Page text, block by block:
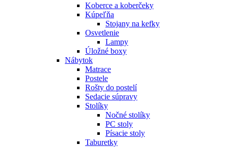
Koberce a koberčeky
Kúpeľňa
Stojany na kefky
Osvetlenie
Lampy
Úložné boxy
Nábytok
Matrace
Postele
Rošty do postelí
Sedacie súpravy
Stolíky
Nočné stolíky
PC stoly
Písacie stoly
Taburetky